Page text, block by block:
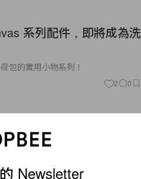
系列配件，即將成為洗
包的實用小物系列！
2 0
Newsletter